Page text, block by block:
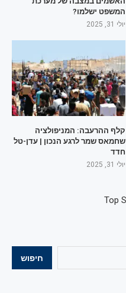
חיפוש
המשפט ישלמו?
יולי 31, 2025
קלף ההרעבה: המניפולציה
שחמאס שמר לרגע הנכון | עדן-טל
חדד
יולי 31, 2025